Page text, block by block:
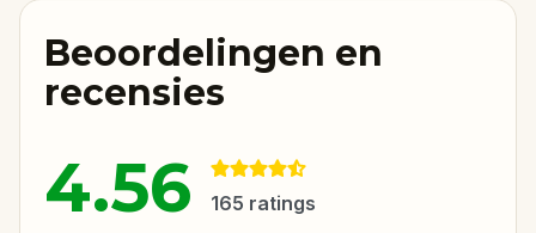
Beoordelingen en
recensies
4.56 165 ratings